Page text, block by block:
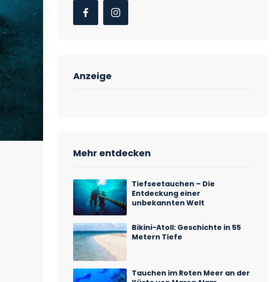
Anzeige
Mehr entdecken
Tiefseetauchen – Die
Entdeckung einer
unbekannten Welt
Bikini-Atoll: Geschichte in 55
Metern Tiefe
Tauchen im Roten Meer an der